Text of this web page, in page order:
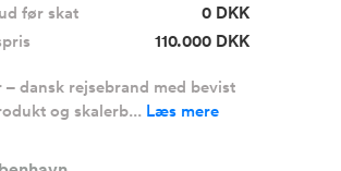
før skat
0 DKK
110.000 DKK
– dansk rejsebrand med bevist
og skalerb... Læs mere